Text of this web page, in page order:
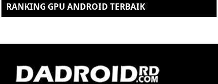
RANKING GPU ANDROID TERBAIK